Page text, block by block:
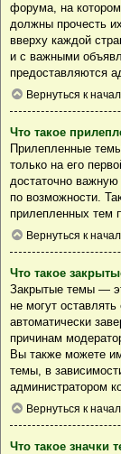
форума, на
должны прочесть
вверху каждой
и с важными
предоставляются
Вернуться к
Что такое
Прилепленные
только на его
достаточно
по возможности.
прилепленных тем
Вернуться к
Что такое
Закрытые темы —
не могут
автоматически
причинам
Вы также можете
темы, в
администратором
Вернуться к
Что такое значки